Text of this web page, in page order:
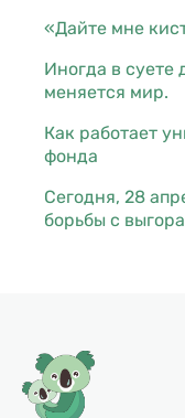
«Дайте мне
Иногда в суете
меняется мир.
Как работает
фонда
Сегодня, 28
борьбы с